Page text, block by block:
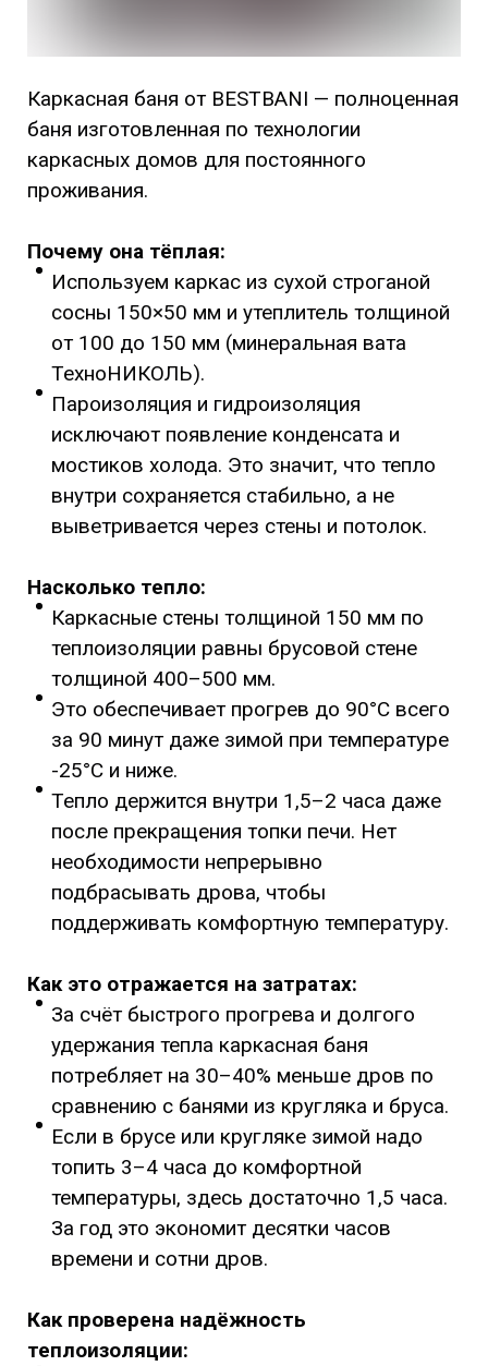
Каркасная баня от BESTBANI — полноценная
баня изготовленная по технологии
каркасных домов для постоянного
проживания.
Почему она тёплая:
Используем каркас из сухой строганой
сосны 150×50 мм и утеплитель толщиной
от 100 до 150 мм (минеральная вата
ТехноНИКОЛЬ).
Пароизоляция и гидроизоляция
исключают появление конденсата и
мостиков холода. Это значит, что тепло
внутри сохраняется стабильно, а не
выветривается через стены и потолок.
Насколько тепло:
Каркасные стены толщиной 150 мм по
теплоизоляции равны брусовой стене
толщиной 400–500 мм.
Это обеспечивает прогрев до 90°C всего
за 90 минут даже зимой при температуре
-25°C и ниже.
Тепло держится внутри 1,5–2 часа даже
после прекращения топки печи. Нет
необходимости непрерывно
подбрасывать дрова, чтобы
поддерживать комфортную температуру.
Как это отражается на затратах:
За счёт быстрого прогрева и долгого
удержания тепла каркасная баня
потребляет на 30–40% меньше дров по
сравнению с банями из кругляка и бруса.
Если в брусе или кругляке зимой надо
топить 3–4 часа до комфортной
температуры, здесь достаточно 1,5 часа.
За год это экономит десятки часов
времени и сотни дров.
Как проверена надёжность
теплоизоляции: